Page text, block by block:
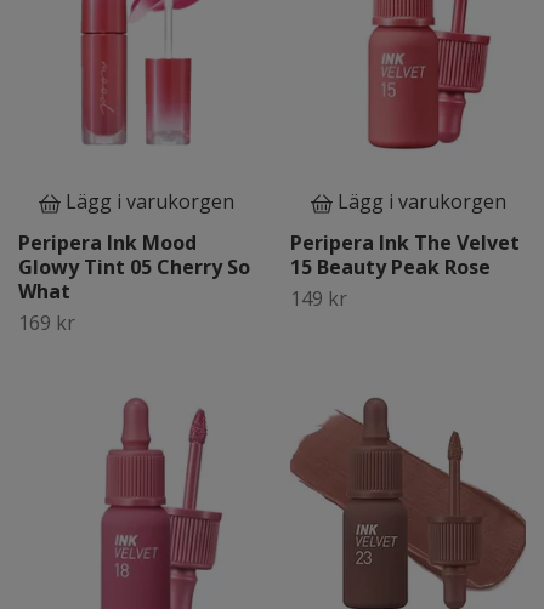
Lägg i varukorgen
Peripera Ink Mood
Glowy Tint 05 Cherry So
What
169 kr
Lägg i varukorgen
Peripera Ink The Velvet
15 Beauty Peak Rose
149 kr